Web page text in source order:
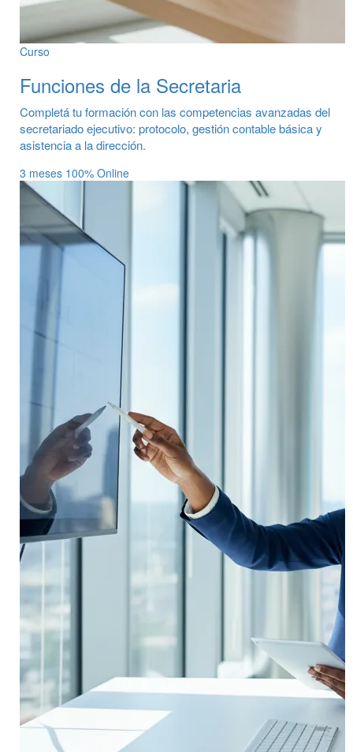
Curso
Funciones de la Secretaria
Completá tu formación con las competencias avanzadas del
secretariado ejecutivo: protocolo, gestión contable básica y
asistencia a la dirección.
3 meses 100% Online